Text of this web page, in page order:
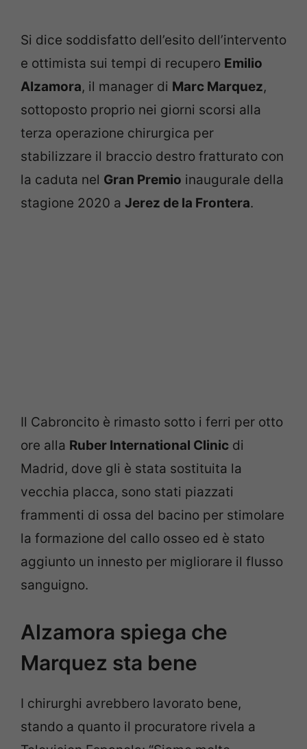
Si dice soddisfatto dell’esito dell’intervento
e ottimista sui tempi di recupero Emilio
Alzamora, il manager di Marc Marquez,
sottoposto proprio nei giorni scorsi alla
terza operazione chirurgica per
stabilizzare il braccio destro fratturato con
la caduta nel Gran Premio inaugurale della
stagione 2020 a Jerez de la Frontera.
Il Cabroncito è rimasto sotto i ferri per otto
ore alla Ruber International Clinic di
Madrid, dove gli è stata sostituita la
vecchia placca, sono stati piazzati
frammenti di ossa del bacino per stimolare
la formazione del callo osseo ed è stato
aggiunto un innesto per migliorare il flusso
sanguigno.
Alzamora spiega che
Marquez sta bene
I chirurghi avrebbero lavorato bene,
stando a quanto il procuratore rivela a